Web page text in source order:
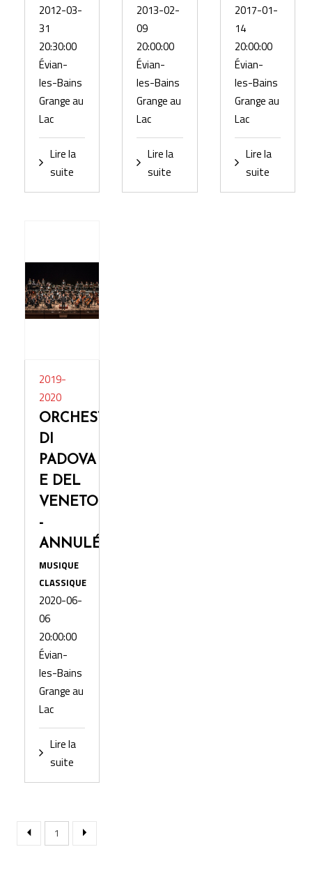
2012-03-
31
20:30:00
Évian-
les-Bains
Grange au
Lac
Lire la
suite
2013-02-
09
20:00:00
Évian-
les-Bains
Grange au
Lac
Lire la
suite
2017-01-
14
20:00:00
Évian-
les-Bains
Grange au
Lac
Lire la
suite
2019-
2020
ORCHESTRA
DI
PADOVA
E DEL
VENETO
-
ANNULÉ
MUSIQUE
CLASSIQUE
2020-06-
06
20:00:00
Évian-
les-Bains
Grange au
Lac
Lire la
suite
1